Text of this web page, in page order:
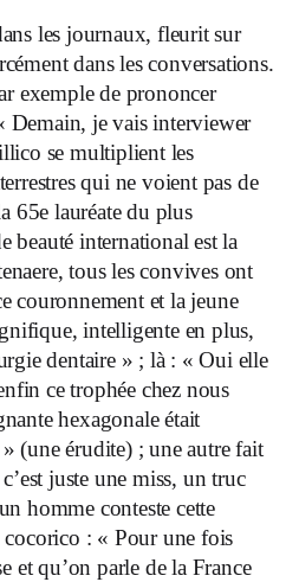
les journaux, fleurit sur
dans les conversations.
exemple de prononcer
Demain, je vais interviewer
se multiplient les
qui ne voient pas de
65e lauréate du plus
beauté international est la
tous les convives ont
couronnement et la jeune
intelligente en plus,
dentaire » ; là : « Oui elle
ce trophée chez nous
hexagonale était
(une érudite) ; une autre fait
juste une miss, un truc
homme conteste cette
cocorico : « Pour une fois
et qu’on parle de la France